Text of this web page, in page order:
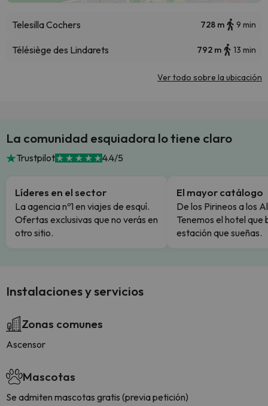
Telesilla Cochers 728 m 9 min
Télésiège des Lindarets 792 m 13 min
Ver todo sobre la ubicación
La comunidad esquiadora lo tiene claro
Trustpilot 4.4/5
Líderes en el sector
La agencia nº1 en viajes de esquí.
Ofertas exclusivas que no verás en
otro sitio.
El mayor catálogo
De los Pirineos a los
Tenemos el hotel que
estación que sueñas.
Instalaciones y servicios
Zonas comunes
Ascensor
Mascotas
Se admiten mascotas gratis (previa petición)